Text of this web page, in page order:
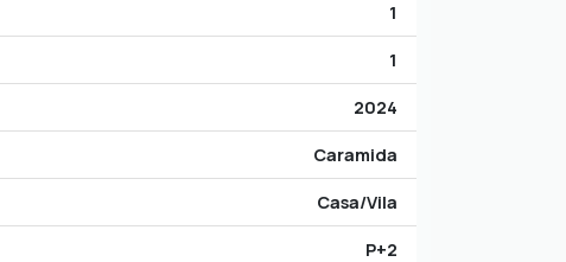
1
1
2024
Caramida
Casa/Vila
P+2